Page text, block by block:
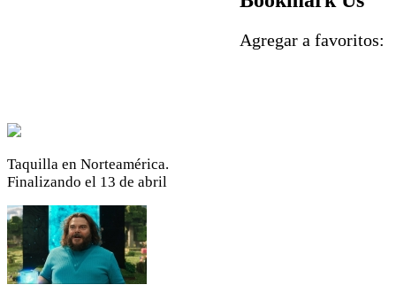
Taquilla en Norteamérica.
Finalizando el 13 de abril
Agregar a